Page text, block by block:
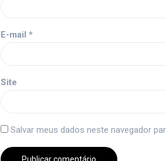
E-mail *
Site
Salvar meus dados neste navegador